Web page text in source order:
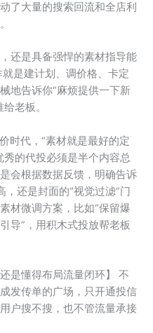
了大量的搜索回流和全店利
还是具备强悍的素材指导能
是建计划、调价格、卡定
地告诉你“麻烦提供一下新
老板。
时代，“素材就是最好的定
的代投必须是半个内容总
会根据数据反馈，明确告诉
还是封面的“视觉过滤”门
材微调方案，比如“保留爆
导”，用积木式投放帮老板
是懂得布局流量闭环】 不
发传单的广场，只开通投信
户搜不搜，也不管流量承接